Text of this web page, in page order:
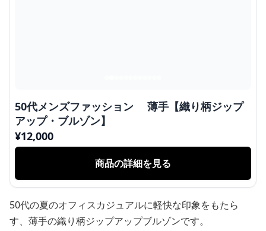
50代メンズファッション 薄手【織り柄ジップ
アップ・ブルゾン】
¥12,000
商品の詳細を見る
50代の夏のオフィスカジュアルに軽快な印象をもたら
す、薄手の織り柄ジップアップブルゾンです。